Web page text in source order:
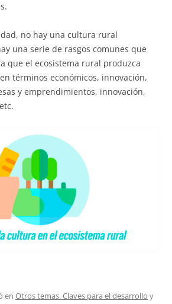
no hay una cultura rural
una serie de rasgos comunes que
que el ecosistema rural produzca
términos económicos, innovación,
y emprendimientos, innovación,
en Otros temas. Claves para el desarrollo y